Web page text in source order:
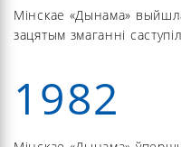
Мінскае «Дынама»
зацятым змаганні
1982